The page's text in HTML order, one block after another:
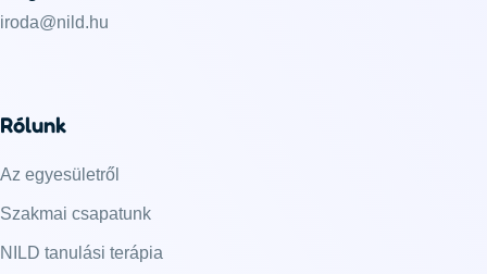
iroda@nild.hu
Rólunk
Az egyesületről
Szakmai csapatunk
NILD tanulási terápia